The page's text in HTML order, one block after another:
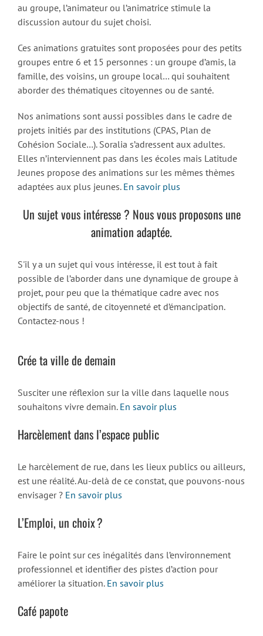
au groupe, l’animateur ou l’animatrice stimule la
discussion autour du sujet choisi.
Ces animations gratuites sont proposées pour des petits
groupes entre 6 et 15 personnes : un groupe d’amis, la
famille, des voisins, un groupe local… qui souhaitent
aborder des thématiques citoyennes ou de santé.
Nos animations sont aussi possibles dans le cadre de
projets initiés par des institutions (CPAS, Plan de
Cohésion Sociale…). Soralia s’adressent aux adultes.
Elles n’interviennent pas dans les écoles mais Latitude
Jeunes propose des animations sur les mêmes thèmes
adaptées aux plus jeunes. En savoir plus
Un sujet vous intéresse ? Nous vous proposons une
animation adaptée.
S'il y a un sujet qui vous intéresse, il est tout à fait
possible de l’aborder dans une dynamique de groupe à
projet, pour peu que la thématique cadre avec nos
objectifs de santé, de citoyenneté et d’émancipation.
Contactez-nous !
Crée ta ville de demain
Susciter une réflexion sur la ville dans laquelle nous
souhaitons vivre demain. En savoir plus
Harcèlement dans l’espace public
Le harcèlement de rue, dans les lieux publics ou ailleurs,
est une réalité. Au-delà de ce constat, que pouvons-nous
envisager ? En savoir plus
L’Emploi, un choix ?
Faire le point sur ces inégalités dans l’environnement
professionnel et identifier des pistes d’action pour
améliorer la situation. En savoir plus
Café papote